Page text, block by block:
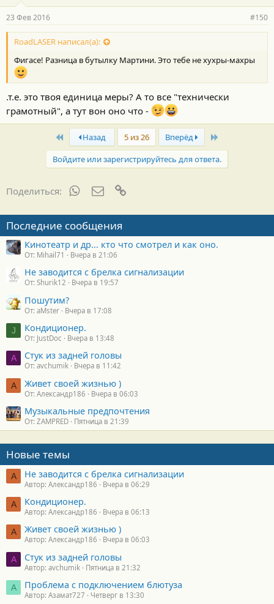
23 Фев 2016 #150
RoadLASER написал(а):
Фигасе! Разница в бутылку Мартини. Это тебе не хухры-махры
.т.е. это твоя единица меры? А то все "технически
грамотный", а тут вон оно что -
First Назад 5 из 26 Вперёд Last
Войдите или зарегистрируйтесь для ответа.
Поделиться: WhatsAppЭлектронная почта
Последние сообщения
Кинотеатр и др... кто что смотрел и как оно.
От: Mihail71 Вчера в 21:06
Не заводится с брелка сигнализации
От: Shurik12 Вчера в 19:57
Пошутим?
От: aMster Вчера в 17:08
J Кондиционер.
От: JustDoc Вчера в 13:48
A Стук из задней головы
От: avchumik Вчера в 11:42
А Живет своей жизнью )
От: Александр186 Вчера в 06:03
Музыкальные предпочтения
От: ZAMPRED Пятница в 21:39
Новые темы
А Не заводится с брелка сигнализации
Автор: Александр186 Вчера в 06:29
А Кондиционер.
Автор: Александр186 Вчера в 06:13
А Живет своей жизнью )
Автор: Александр186 Вчера в 06:03
A Стук из задней головы
Автор: avchumik Пятница в 21:32
А Проблема с подключением блютуза
Автор: Азамат727 Четверг в 13:30